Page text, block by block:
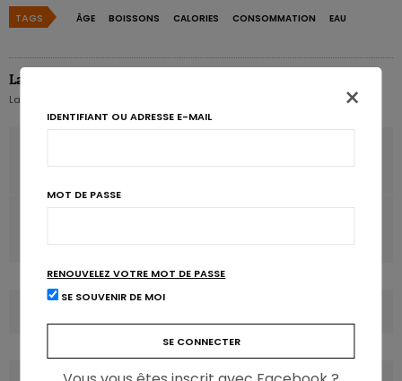
TAGS ÂGE BOISSONS CALORIES CONSOMMATION EAU
La rédaction - De redactie
La rédaction de Food in Action
Pourquoi on craque pour le sucré ?
×
IDENTIFIANT OU ADRESSE E-MAIL
MOT DE PASSE
RENOUVELEZ VOTRE MOT DE PASSE
SE SOUVENIR DE MOI